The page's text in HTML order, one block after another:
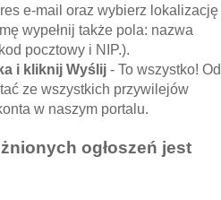
e-mail oraz wybierz lokalizację
wypełnij także pola: nazwa
pocztowy i NIP.).
i kliknij Wyślij - To wszystko! Od
ze wszystkich przywilejów
w naszym portalu.
ogłoszeń jest